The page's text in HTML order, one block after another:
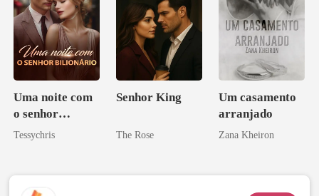
Uma noite com
o senhor
Bilionário
Tessychris
Senhor King
The Rose
Um casamento
arranjado
Zana Kheiron